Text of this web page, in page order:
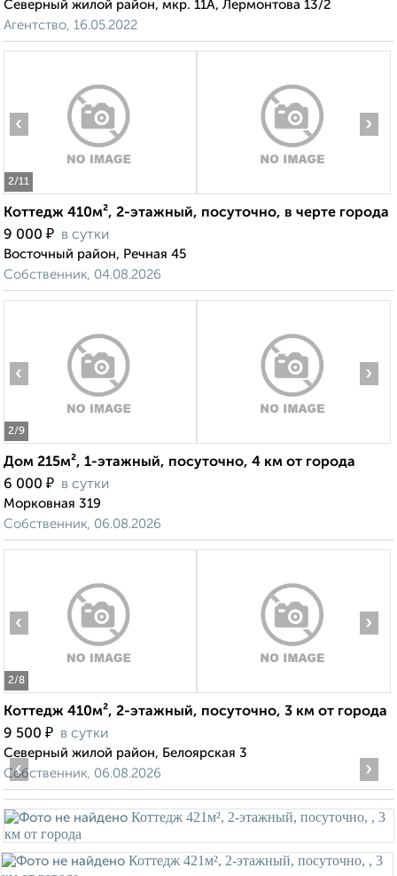
Северный жилой район, мкр. 11А, Лермонтова 13/2
Агентство, 16.05.2022
2/11
‹ ›
Коттедж 410м², 2-этажный, посуточно, в черте города
9 000 ₽ в сутки
Восточный район, Речная 45
Собственник, 04.08.2026
2/9
‹ ›
Дом 215м², 1-этажный, посуточно, 4 км от города
6 000 ₽ в сутки
Морковная 319
Собственник, 06.08.2026
2/8
‹ ›
Коттедж 410м², 2-этажный, посуточно, 3 км от города
9 500 ₽ в сутки
Северный жилой район, Белоярская 3
Собственник, 06.08.2026
‹ ›